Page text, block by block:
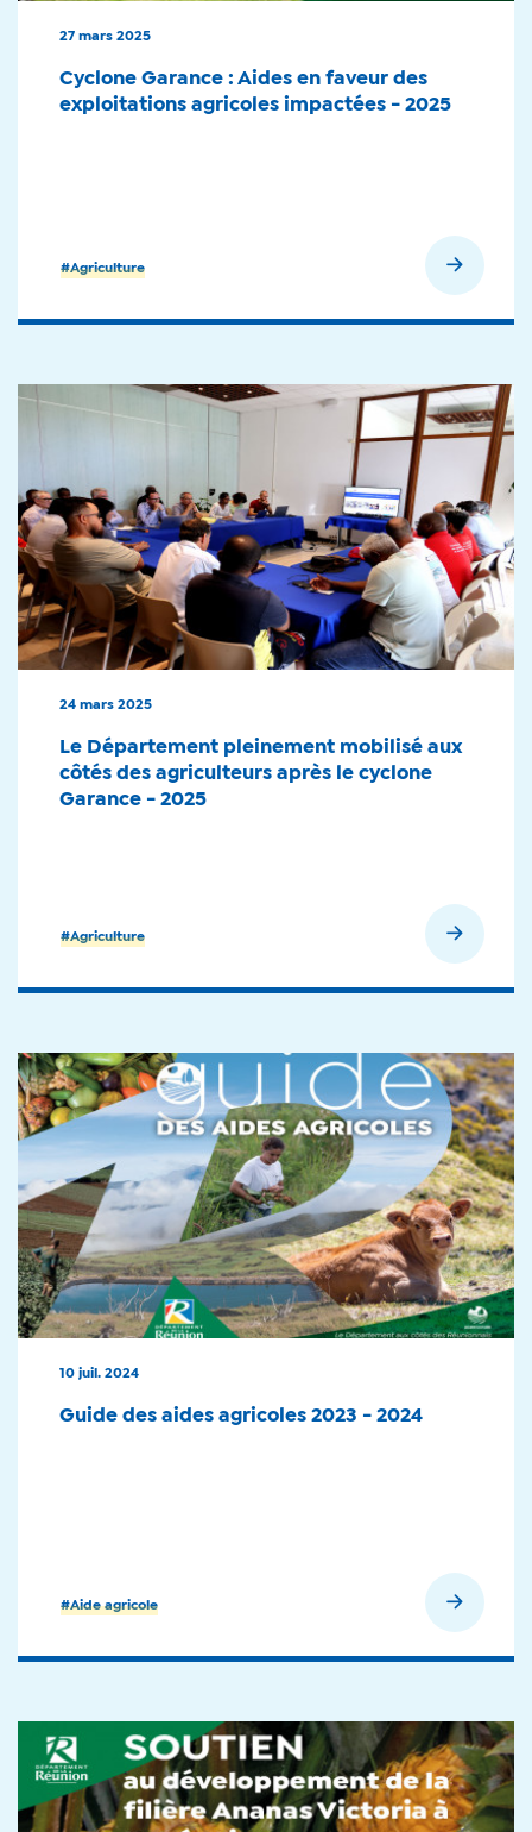
#Agriculture
27 mars 2025
Cyclone Garance : Aides en faveur des
exploitations agricoles impactées - 2025
#Agriculture
24 mars 2025
Le Département pleinement mobilisé aux
côtés des agriculteurs après le cyclone
Garance - 2025
#Aide agricole
10 juil. 2024
Guide des aides agricoles 2023 - 2024